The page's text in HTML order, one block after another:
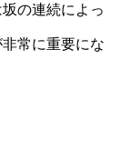
の連続によっ
常に重要にな